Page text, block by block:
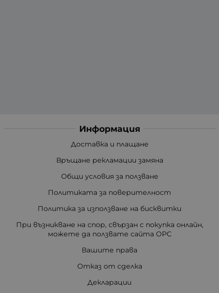
Информация
Доставка и плащане
Връщане рекламации замяна
Общи условия за ползване
Политиката за поверителност
Политика за използване на бисквитки
При възникване на спор, свързан с покупка онлайн,
можете да ползвате сайта ОРС
Вашите права
Отказ от сделка
Декларации